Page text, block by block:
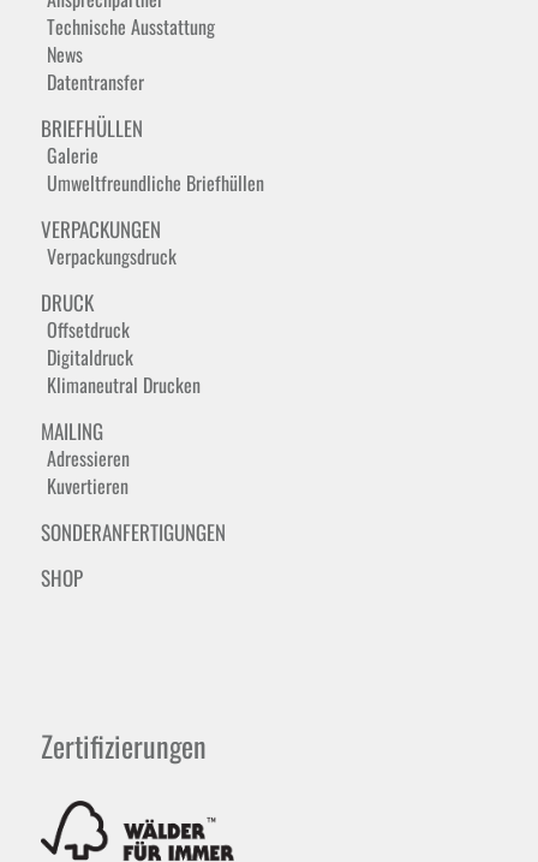
Technische Ausstattung
News
Datentransfer
BRIEFHÜLLEN
Galerie
Umweltfreundliche Briefhüllen
VERPACKUNGEN
Verpackungsdruck
DRUCK
Offsetdruck
Digitaldruck
Klimaneutral Drucken
MAILING
Adressieren
Kuvertieren
SONDERANFERTIGUNGEN
SHOP
Zertifizierungen